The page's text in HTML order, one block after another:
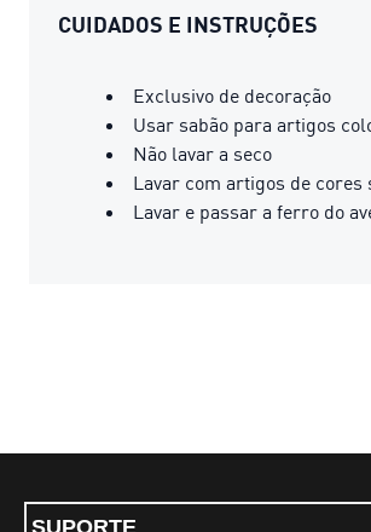
CUIDADOS E INSTRUÇÕES
Exclusivo de decoração
Usar sabão para artigos
Não lavar a seco
Lavar com artigos de cores
Lavar e passar a ferro do
SUPORTE